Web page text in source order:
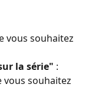
vous souhaitez
la série" :
souhaitez